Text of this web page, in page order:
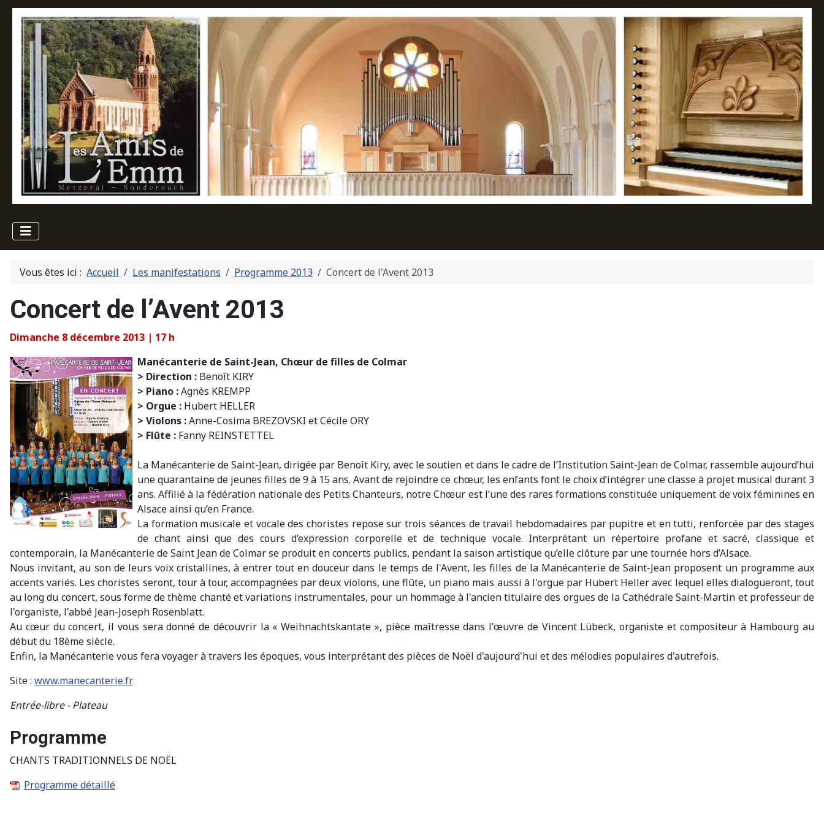
Vous êtes ici : Accueil Les manifestations Programme 2013 Concert de l'Avent 2013
Concert de l’Avent 2013
Dimanche 8 décembre 2013 | 17 h
Manécanterie de Saint-Jean, Chœur de filles de Colmar
> Direction : Benoît KIRY
> Piano :Agnès KREMPP
> Orgue : Hubert HELLER
> Violons :Anne-Cosima BREZOVSKI et Cécile ORY
> Flûte : Fanny REINSTETTEL
La Manécanterie de Saint-Jean, dirigée par Benoît Kiry, avec le soutien et dans le cadre de l’Institution Saint-Jean de Colmar, rassemble aujourd’hui
une quarantaine de jeunes filles de 9 à 15 ans. Avant de rejoindre ce chœur, les enfants font le choix d’intégrer une classe à projet musical durant 3
ans. Affilié à la fédération nationale des Petits Chanteurs, notre Chœur est l’une des rares formations constituée uniquement de voix féminines en
Alsace ainsi qu’en France.
La formation musicale et vocale des choristes repose sur trois séances de travail hebdomadaires par pupitre et en tutti, renforcée par des stages
de chant ainsi que des cours d’expression corporelle et de technique vocale. Interprétant un répertoire profane et sacré, classique et
contemporain, la Manécanterie de Saint Jean de Colmar se produit en concerts publics, pendant la saison artistique qu’elle clôture par une tournée hors d’Alsace.
Nous invitant, au son de leurs voix cristallines, à entrer tout en douceur dans le temps de l'Avent, les filles de la Manécanterie de Saint-Jean proposent un programme aux
accents variés. Les choristes seront, tour à tour, accompagnées par deux violons, une flûte, un piano mais aussi à l'orgue par Hubert Heller avec lequel elles dialogueront, tout
au long du concert, sous forme de thème chanté et variations instrumentales, pour un hommage à l'ancien titulaire des orgues de la Cathédrale Saint-Martin et professeur de
l'organiste, l'abbé Jean-Joseph Rosenblatt.
Au cœur du concert, il vous sera donné de découvrir la « Weihnachtskantate », pièce maîtresse dans l'œuvre de Vincent Lübeck, organiste et compositeur à Hambourg au
début du 18ème siècle.
Enfin, la Manécanterie vous fera voyager à travers les époques, vous interprétant des pièces de Noël d'aujourd'hui et des mélodies populaires d'autrefois.
Site : www.manecanterie.fr
Entrée-libre - Plateau
Programme
CHANTS TRADITIONNELS DE NOËL
Programme détaillé